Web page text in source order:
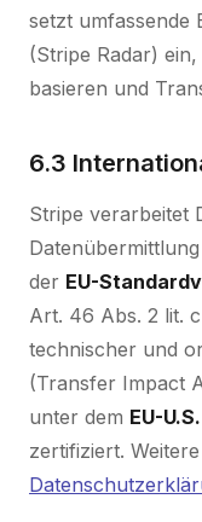
setzt umfassende
(Stripe Radar)
basieren und
6.3
Stripe verarbeitet
der EU-
Art. 46 Abs. 2 lit.
technischer und
(Transfer Impact
unter dem EU-
zertifiziert.